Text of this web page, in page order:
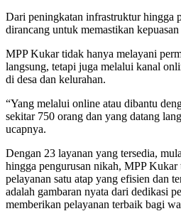
Dari peningkatan infrastruktur hingga
dirancang untuk memastikan
MPP Kukar tidak hanya melayani
langsung, tetapi juga melalui kanal
di desa dan kelurahan.
“Yang melalui online atau dibantu
sekitar 750 orang dan yang datang
ucapnya.
Dengan 23 layanan yang tersedia,
hingga pengurusan nikah, MPP Kukar
pelayanan satu atap yang efisien dan
adalah gambaran nyata dari dedikasi
memberikan pelayanan terbaik bagi